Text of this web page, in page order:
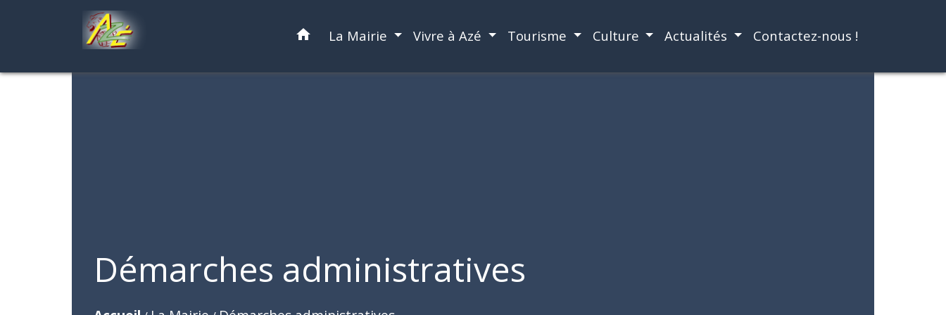
home La Mairie Vivre à Azé Tourisme Culture Actualités Contactez-nous !
Démarches administratives